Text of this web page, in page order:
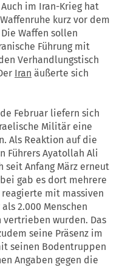
im Iran-Krieg hat
kurz vor dem
Waffen sollen
Führung mit
Verhandlungstisch
Iran äußerte sich
Februar liefern sich
Militär eine
Als Reaktion auf die
Führers Ayatollah Ali
Anfang März erneut
gab es dort mehrere
mit massiven
2.000 Menschen
wurden. Das
seine Präsenz im
seinen Bodentruppen
Angaben gegen die